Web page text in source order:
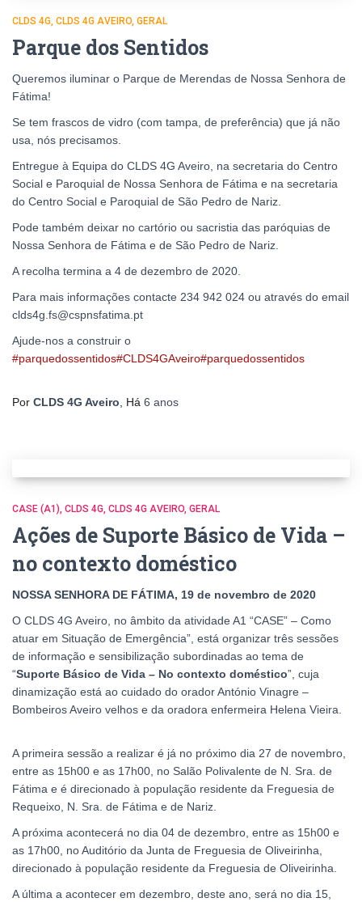
CLDS 4G CLDS 4G AVEIRO GERAL
Parque dos Sentidos
Queremos iluminar o Parque de Merendas de Nossa Senhora de
Fátima!
Se tem frascos de vidro (com tampa, de preferência) que já não
usa, nós precisamos.
Entregue à Equipa do CLDS 4G Aveiro, na secretaria do Centro
Social e Paroquial de Nossa Senhora de Fátima e na secretaria
do Centro Social e Paroquial de São Pedro de Nariz.
Pode também deixar no cartório ou sacristia das paróquias de
Nossa Senhora de Fátima e de São Pedro de Nariz.
A recolha termina a 4 de dezembro de 2020.
Para mais informações contacte 234 942 024 ou através do email
clds4g.fs@cspnsfatima.pt
Ajude-nos a construir o
#parquedossentidos#CLDS4GAveiro#parquedossentidos
Por CLDS 4G Aveiro, Há 6 anos
CASE (A1) CLDS 4G CLDS 4G AVEIRO GERAL
Ações de Suporte Básico de Vida –
no contexto doméstico
NOSSA SENHORA DE FÁTIMA, 19 de novembro de 2020
O CLDS 4G Aveiro, no âmbito da atividade A1 “CASE” – Como
atuar em Situação de Emergência”, está organizar três sessões
de informação e sensibilização subordinadas ao tema de
“Suporte Básico de Vida – No contexto doméstico”, cuja
dinamização está ao cuidado do orador António Vinagre –
Bombeiros Aveiro velhos e da oradora enfermeira Helena Vieira.
A primeira sessão a realizar é já no próximo dia 27 de novembro,
entre as 15h00 e as 17h00, no Salão Polivalente de N. Sra. de
Fátima e é direcionado à população residente da Freguesia de
Requeixo, N. Sra. de Fátima e de Nariz.
A próxima acontecerá no dia 04 de dezembro, entre as 15h00 e
as 17h00, no Auditório da Junta de Freguesia de Oliveirinha,
direcionado à população residente da Freguesia de Oliveirinha.
A última a acontecer em dezembro, deste ano, será no dia 15,